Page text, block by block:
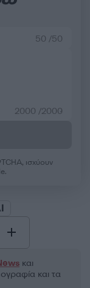
50 /50
2000 /2000
ισχύουν
και
και τα